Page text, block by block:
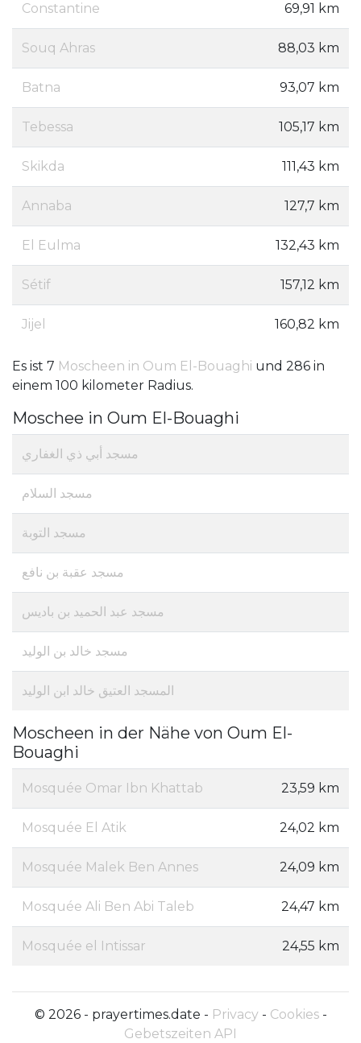
Constantine 69,91 km
Souq Ahras 88,03 km
Batna 93,07 km
Tebessa 105,17 km
Skikda 111,43 km
Annaba 127,7 km
El Eulma 132,43 km
Sétif 157,12 km
Jijel 160,82 km
Es ist 7 Moscheen in Oum El-Bouaghi und 286 in
einem 100 kilometer Radius.
Moschee in Oum El-Bouaghi
مسجد أبي ذي الغفاري
مسجد السلام
مسجد التوبة
مسجد عقبة بن نافع
مسجد عبد الحميد بن باديس
مسجد خالد بن الوليد
المسجد العتيق خالد ابن الوليد
Moscheen in der Nähe von Oum El-
Bouaghi
Mosquée Omar Ibn Khattab 23,59 km
Mosquée El Atik 24,02 km
Mosquée Malek Ben Annes 24,09 km
Mosquée Ali Ben Abi Taleb 24,47 km
Mosquée el Intissar 24,55 km
© 2026 - prayertimes.date - Privacy- Cookies-
Gebetszeiten API